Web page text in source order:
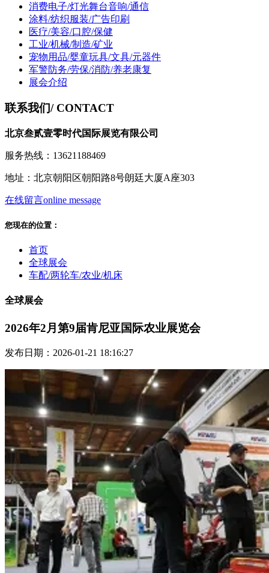
消费电子/灯光舞台音响/通信
涂料/纺织服装/广告印刷
医疗/美容/口腔/保健
工业/机械/制造/矿业
宠物用品/婴童玩具/文具/元器件
军警防务/劳保/消防/养老康复
展会介绍
联系我们/ CONTACT
北京叁贰壹零时代国际展览有限公司
服务热线：13621188469
地址：北京朝阳区朝阳路8号朗廷大厦A座303
在线留言online message
您现在的位置：
首页
全球展会
车配/两轮车/农业/机床
全球展会
2026年2月第9届肯尼亚国际农业展览会
发布日期：2026-01-21 18:16:27